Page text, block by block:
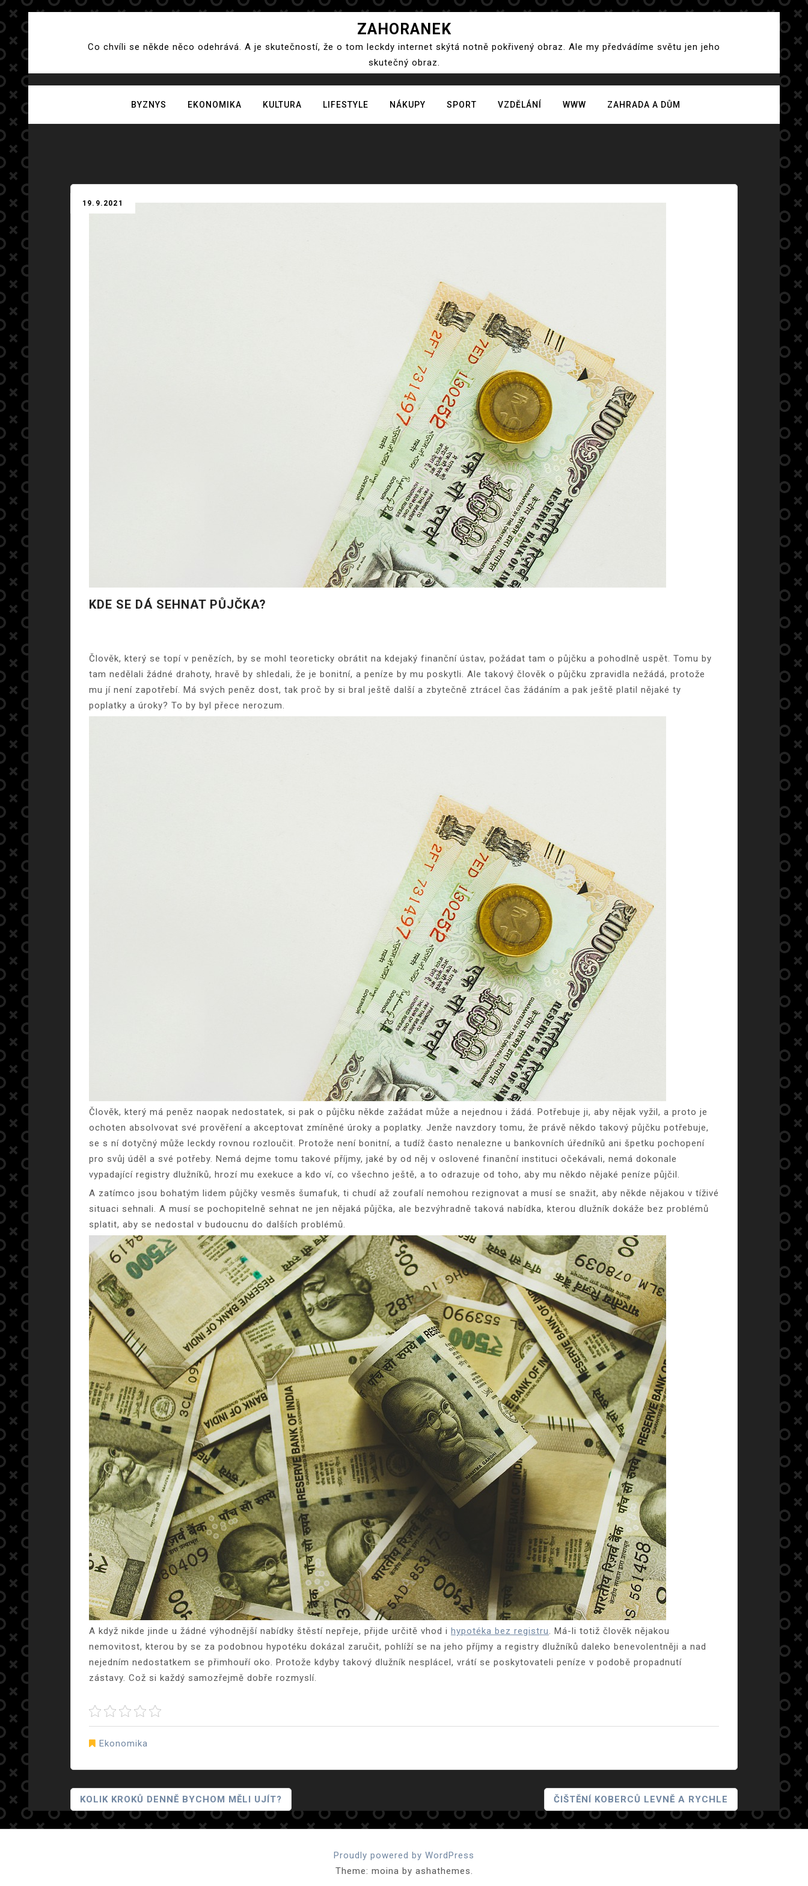
Skip
to
content
ZAHORANEK
Co chvíli se někde něco odehrává. A je skutečností, že o tom leckdy internet skýtá notně pokřivený obraz. Ale my předvádíme světu jen jeho
skutečný obraz.
BYZNYS EKONOMIKA KULTURA LIFESTYLE NÁKUPY SPORT VZDĚLÁNÍ WWW ZAHRADA A DŮM
KDE SE DÁ SEHNAT PŮJČKA?
19.9.2021
Člověk, který se topí v penězích, by se mohl teoreticky obrátit na kdejaký finanční ústav, požádat tam o půjčku a pohodlně uspět. Tomu by
tam nedělali žádné drahoty, hravě by shledali, že je bonitní, a peníze by mu poskytli. Ale takový člověk o půjčku zpravidla nežádá, protože
mu jí není zapotřebí. Má svých peněz dost, tak proč by si bral ještě další a zbytečně ztrácel čas žádáním a pak ještě platil nějaké ty
poplatky a úroky? To by byl přece nerozum.
Člověk, který má peněz naopak nedostatek, si pak o půjčku někde zažádat může a nejednou i žádá. Potřebuje ji, aby nějak vyžil, a proto je
ochoten absolvovat své prověření a akceptovat zmíněné úroky a poplatky. Jenže navzdory tomu, že právě někdo takový půjčku potřebuje,
se s ní dotyčný může leckdy rovnou rozloučit. Protože není bonitní, a tudíž často nenalezne u bankovních úředníků ani špetku pochopení
pro svůj úděl a své potřeby. Nemá dejme tomu takové příjmy, jaké by od něj v oslovené finanční instituci očekávali, nemá dokonale
vypadající registry dlužníků, hrozí mu exekuce a kdo ví, co všechno ještě, a to odrazuje od toho, aby mu někdo nějaké peníze půjčil.
A zatímco jsou bohatým lidem půjčky vesměs šumafuk, ti chudí až zoufalí nemohou rezignovat a musí se snažit, aby někde nějakou v tíživé
situaci sehnali. A musí se pochopitelně sehnat ne jen nějaká půjčka, ale bezvýhradně taková nabídka, kterou dlužník dokáže bez problémů
splatit, aby se nedostal v budoucnu do dalších problémů.
A když nikde jinde u žádné výhodnější nabídky štěstí nepřeje, přijde určitě vhod i hypotéka bez registru
. Má-li totiž člověk nějakou
nemovitost, kterou by se za podobnou hypotéku dokázal zaručit, pohlíží se na jeho příjmy a registry dlužníků daleko benevolentněji a nad
nejedním nedostatkem se přimhouří oko. Protože kdyby takový dlužník nesplácel, vrátí se poskytovateli peníze v podobě propadnutí
zástavy. Což si každý samozřejmě dobře rozmyslí.
Ekonomika
Navigace
Pro
KOLIK KROKŮ DENNĚ BYCHOM MĚLI UJÍT? ČIŠTĚNÍ KOBERCŮ LEVNĚ A RYCHLE
Proudly powered by WordPress
Theme: moina by ashathemes.